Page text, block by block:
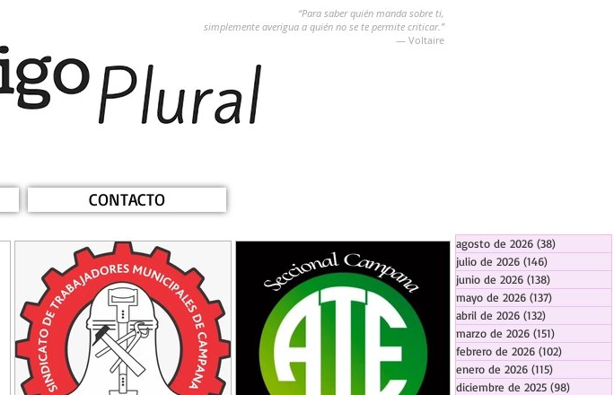
“Para saber quién manda sobre ti,
simplemente averigua a quién no se te permite criticar.”
― Voltaire
CONTACTO
agosto de 2026 (38)
julio de 2026 (146)
junio de 2026 (138)
mayo de 2026 (137)
abril de 2026 (132)
marzo de 2026 (151)
febrero de 2026 (102)
enero de 2026 (115)
diciembre de 2025 (98)